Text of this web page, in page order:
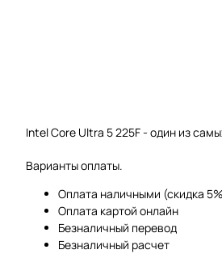
Intel Core Ultra 5 225F - один из
Варианты оплаты.
Оплата наличными (скидка
Оплата картой онлайн
Безналичный перевод
Безналичный расчет